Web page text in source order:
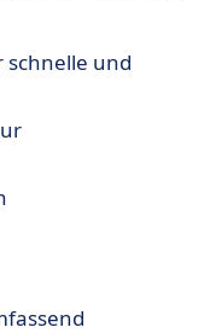
schnelle und